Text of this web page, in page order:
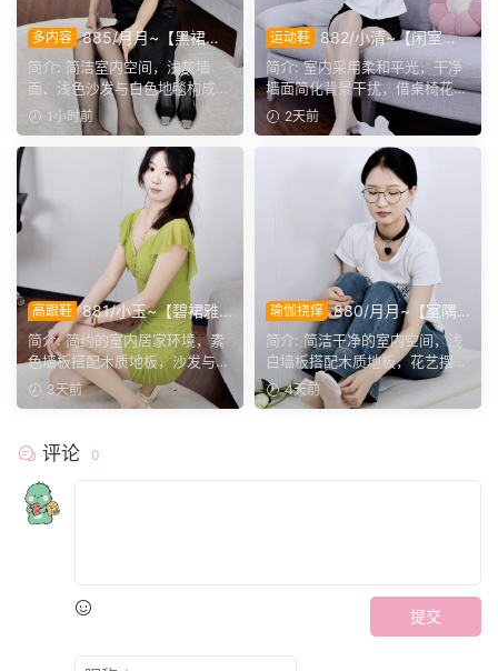
多内容 885/月月~【黑裙履
影】黑裙黑薄袜衬高跟，穿脱
鞋袜与瑜伽剧情完整呈现。
简介: 简洁室内空间，浅灰墙
面、浅色沙发与白色地毯构成干
净背景，地面预留充足活...
1小时前
运动鞋
882/小清~【闲室倩
影】素室柔光映穿搭，多样姿
态演绎清爽休闲格调。
简介: 室内采用柔和平光，干净
墙面简化背景干扰，借桌椅花艺
丰富画面层次。兼顾全...
2天前
高跟鞋 881/小玉~【碧裙雅
姿】一室柔光衬绿裙，错落姿
态尽显温婉格调。
简介: 简约的室内居家环境，素
色墙板搭配木质地板，沙发与办
公椅丰富场景层次。小...
3天前
瑜伽挠痒 880/月月~【室隅
姿影】雅室定格多样姿态，记
录鞋袜与肢体的百态呈现。
简介: 简洁干净的室内空间，浅
白墙板搭配木质地板，花艺摆件
点缀场景。月月身着白...
4天前
评论 0
提交